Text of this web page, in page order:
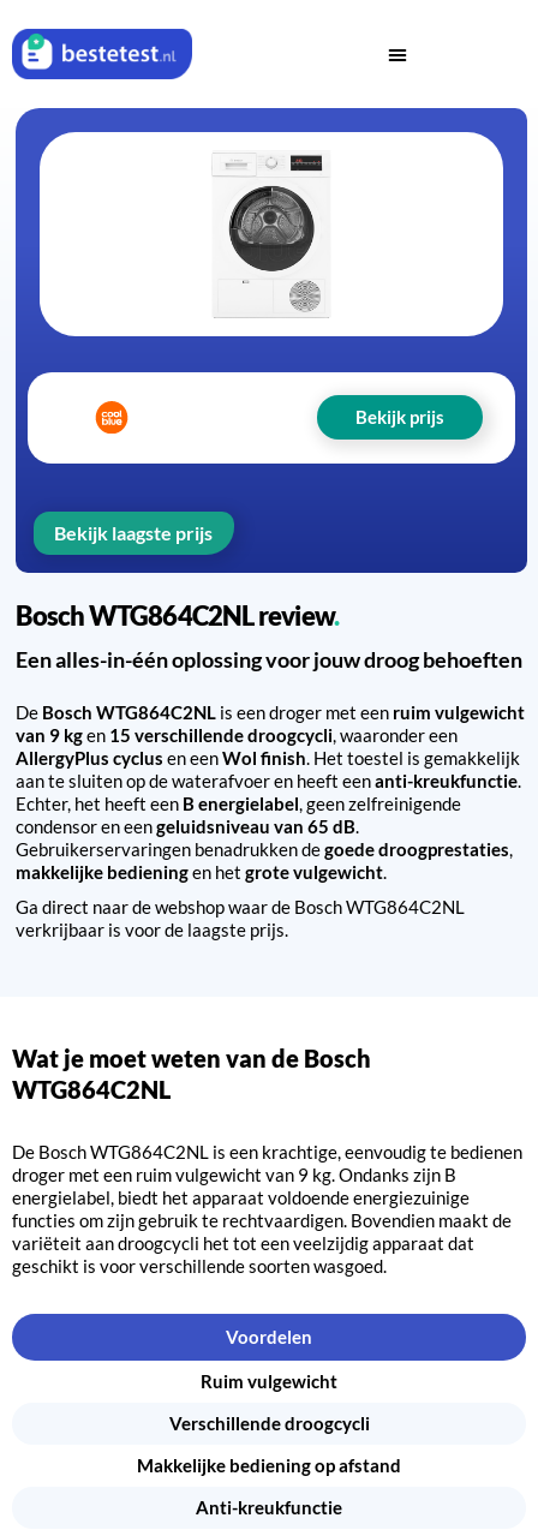
Bosch WTG864C2NL review
Een alles-in-één oplossing voor jouw droog behoeften
De Bosch WTG864C2NL is een droger met een ruim vulgewicht
van 9 kgen 15 verschillende droogcycli, waaronder een
AllergyPlus cyclus en eenWol finish. Het toestel is gemakkelijk
aan te sluiten op de waterafvoer en heeft eenanti-kreukfunctie.
Echter, het heeft een B energielabel, geen zelfreinigende
condensor en eengeluidsniveau van 65 dB.
Gebruikerservaringen benadrukken degoede droogprestaties,
makkelijke bedieningen hetgrote vulgewicht.
Ga direct naar de webshop waar de Bosch WTG864C2NL
verkrijbaar is voor de laagste prijs.
Bekijk prijs
Bekijk laagste prijs
Wat je moet weten van de Bosch
WTG864C2NL
De Bosch WTG864C2NL is een krachtige, eenvoudig te bedienen
droger met een ruim vulgewicht van 9 kg. Ondanks zijn B
energielabel, biedt het apparaat voldoende energiezuinige
functies om zijn gebruik te rechtvaardigen. Bovendien maakt de
variëteit aan droogcycli het tot een veelzijdig apparaat dat
geschikt is voor verschillende soorten wasgoed.
Voordelen
Ruim vulgewicht
Verschillende droogcycli
Makkelijke bediening op afstand
Anti-kreukfunctie